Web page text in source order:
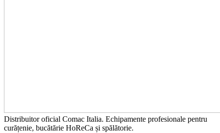
Distribuitor oficial Comac Italia. Echipamente profesionale pentru
curățenie, bucătărie HoReCa și spălătorie.